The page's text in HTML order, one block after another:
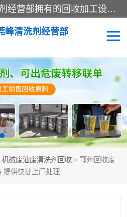
东莞市大岭山莞峰清洗剂经营部拥有的回收加工设备，大量废油回收、废清洗剂回收、废溶剂油回收、机械废油废清洗剂回收、废碳氢回收、碳氢液压油回收、碳氢二氯回收等废清洗剂处理；我们只是提供废旧化工原料的循环使用存放点，执行正规的存放，有正规的回收资质处理。同时我们公司批发零售回收级清洗剂，脱模油再生基础油，质量保证。
峰清洗剂经营部
机械废油废清洗剂回收 > 鄂州回收废
提供快捷上门处理
废清洗剂回收
机械废油废清洗剂回收
碳氢液压油回收
回收废三四氯乙烯